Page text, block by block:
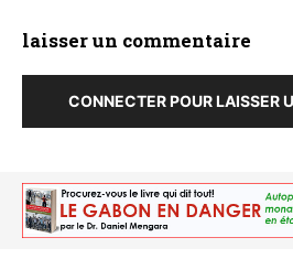
laisser un commentaire
CONNECTER POUR LAISSER